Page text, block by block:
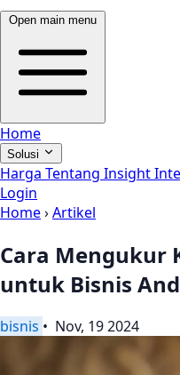
Open main menu
Home
Solusi
Harga Tentang Insight
Login
Home›Artikel
Cara Mengukur
untuk Bisnis
bisnis • Nov, 19 2024